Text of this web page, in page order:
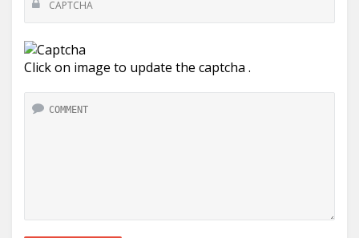
Click on image to update the captcha .